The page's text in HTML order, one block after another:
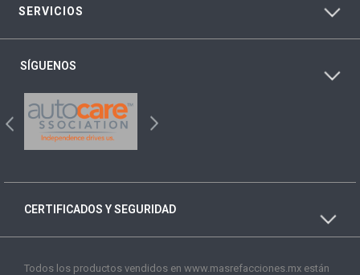
SERVICIOS
SÍGUENOS
CERTIFICADOS Y SEGURIDAD
Todos los productos vendidos en www.masrefacciones.mx están